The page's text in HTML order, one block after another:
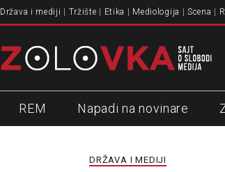
Država i mediji Tržište Etika Mediologija Scena
REM Napadi na novinare
DRŽAVA I MEDIJI